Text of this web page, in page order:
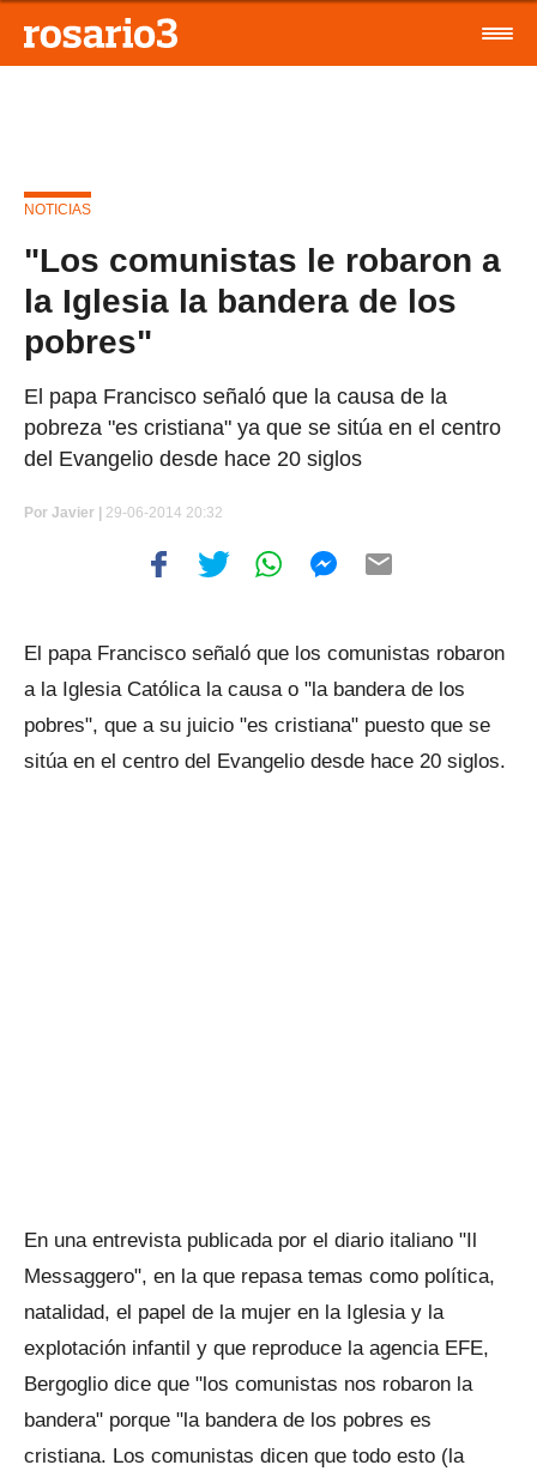
NOTICIAS
"Los comunistas le robaron a
la Iglesia la bandera de los
pobres"
El papa Francisco señaló que la causa de la
pobreza "es cristiana" ya que se sitúa en el centro
del Evangelio desde hace 20 siglos
Por Javier | 29-06-2014 20:32
El papa Francisco señaló que los comunistas robaron
a la Iglesia Católica la causa o "la bandera de los
pobres", que a su juicio "es cristiana" puesto que se
sitúa en el centro del Evangelio desde hace 20 siglos.
En una entrevista publicada por el diario italiano "Il
Messaggero", en la que repasa temas como política,
natalidad, el papel de la mujer en la Iglesia y la
explotación infantil y que reproduce la agencia EFE,
Bergoglio dice que "los comunistas nos robaron la
bandera" porque "la bandera de los pobres es
cristiana. Los comunistas dicen que todo esto (la